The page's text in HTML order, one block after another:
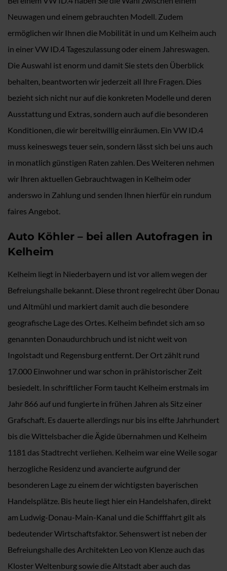
Neuwagen und einem gebrauchten Modell. Zudem
ermöglichen wir Ihnen die Mobilität in und um Kelheim auch
in einer VW ID.4 Tageszulassung oder einem Jahreswagen.
Die Auswahl ist enorm und damit Sie stets den Überblick
behalten, beantworten wir jederzeit all Ihre Fragen. Dies
bezieht sich nicht nur auf die konkreten Modelle und deren
Ausstattung und Extras, sondern auch auf die besonderen
Konditionen, die wir bereitwillig einräumen. Ein VW ID.4
muss keineswegs teuer sein, sondern lässt sich bei uns auch
in monatlich günstigen Raten zahlen. Des Weiteren nehmen
wir Ihren aktuellen Gebrauchtwagen in Kelheim oder
anderswo in Zahlung und senden Ihnen hierfür ein rundum
faires Angebot.
Auto Köhler – bei allen Autofragen in
Kelheim
Kelheim liegt in Niederbayern und ist vor allem wegen der
Befreiungshalle bekannt. Diese thront regelrecht über Donau
und Altmühl und markiert damit auch die besondere
geografische Lage des Ortes. Kelheim befindet sich am so
genannten Donaudurchbruch und ist nicht weit von
Ingolstadt und Regensburg entfernt. Der Ort zählt rund
17.000 Einwohner und war schon in prähistorischer Zeit
besiedelt. In schriftlicher Form taucht Kelheim erstmals im
Jahr 866 auf und fungierte in frühen Jahren als Sitz einer
Grafschaft. Es dauerte allerdings nur bis ins elfte Jahrhundert
bis die Wittelsbacher die Ägide übernahmen und Kelheim
1181 das Stadtrecht verliehen. Kelheim war eine Weile sogar
herzogliche Residenz und avancierte aufgrund der
besonderen Lage zu einem der wichtigsten bayerischen
Handelsplätze. Bis heute liegt hier ein Handelshafen, direkt
am Ludwig-Donau-Main-Kanal und die Schifffahrt gilt als
bedeutender Wirtschaftsfaktor. Sehenswert ist neben der
Befreiungshalle des Architekten Leo von Klenze auch das
Kloster Weltenburg sowie die Altstadt aber auch das